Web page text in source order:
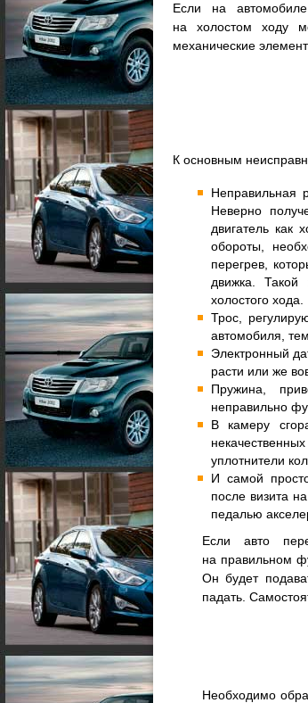
Если на
на холостом ходу
механические
К основным
Неправильная
Неверно
двигатель как
обороты,
перегрев,
движка.
холостого хода.
Трос,
автомобиля,
Электронный
расти или же
Пружина,
неправильно
В камеру
уплотнители
И самой
после визита
педалью
Если авто
на правильном
Он будет
падать.
Необходимо